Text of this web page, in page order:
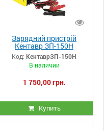
Зарядний пристрій
Кентавр ЗП-150Н
Код: КентаврЗП-150Н
В наличии
1 750,00 грн.
Купить